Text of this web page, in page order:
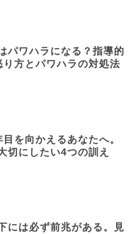
パワハラになる？指導的
り方とパワハラの対処法
を向かえるあなたへ。
切にしたい4つの訓え
には必ず前兆がある。見